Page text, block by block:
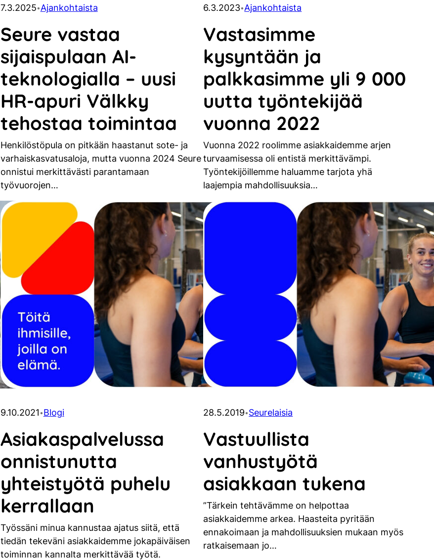
7.3.2025•Ajankohtaista
Seure vastaa
sijaispulaan AI-
teknologialla – uusi
HR-apuri Välkky
tehostaa toimintaa
Henkilöstöpula on pitkään haastanut sote- ja
varhaiskasvatusaloja, mutta vuonna 2024 Seure
onnistui merkittävästi parantamaan
työvuorojen…
6.3.2023•Ajankohtaista
Vastasimme
kysyntään ja
palkkasimme yli 9 000
uutta työntekijää
vuonna 2022
Vuonna 2022 roolimme asiakkaidemme arjen
turvaamisessa oli entistä merkittävämpi.
Työntekijöillemme haluamme tarjota yhä
laajempia mahdollisuuksia…
9.10.2021•Blogi
Asiakaspalvelussa
onnistunutta
yhteistyötä puhelu
kerrallaan
Työssäni minua kannustaa ajatus siitä, että
tiedän tekeväni asiakkaidemme jokapäiväisen
toiminnan kannalta merkittävää työtä.
28.5.2019•Seurelaisia
Vastuullista
vanhustyötä
asiakkaan tukena
”Tärkein tehtävämme on helpottaa
asiakkaidemme arkea. Haasteita pyritään
ennakoimaan ja mahdollisuuksien mukaan myös
ratkaisemaan jo…